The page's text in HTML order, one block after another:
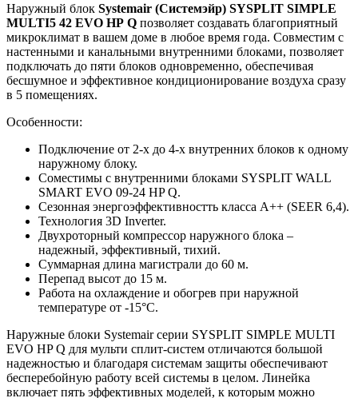
Наружный блок Systemair (Системэйр) SYSPLIT SIMPLE
MULTI5 42 EVO HP Q позволяет создавать благоприятный
микроклимат в вашем доме в любое время года. Совместим с
настенными и канальными внутренними блоками, позволяет
подключать до пяти блоков одновременно, обеспечивая
бесшумное и эффективное кондиционирование воздуха сразу
в 5 помещениях.
Особенности:
Подключение от 2-х до 4-х внутренних блоков к одному
наружному блоку.
Соместимы с внутренними блоками SYSPLIT WALL
SMART EVO 09-24 HP Q.
Сезонная энергоэффективностть класса A++ (SEER 6,4).
Технология 3D Inverter.
Двухроторный компрессор наружного блока –
надежный, эффективный, тихий.
Суммарная длина магистрали до 60 м.
Перепад высот до 15 м.
Работа на охлаждение и обогрев при наружной
температуре от -15°С.
Наружные блоки Systemair серии SYSPLIT SIMPLE MULTI
EVO HP Q для мульти сплит-систем отличаются большой
надежностью и благодаря системам защиты обеспечивают
бесперебойную работу всей системы в целом. Линейка
включает пять эффективных моделей, к которым можно